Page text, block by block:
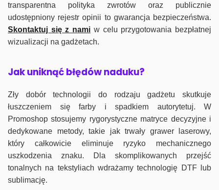
transparentna polityka zwrotów oraz publicznie
udostępniony rejestr opinii to gwarancja bezpieczeństwa.
Skontaktuj się z nami w celu przygotowania bezpłatnej
wizualizacji na gadżetach.
Jak uniknąć błędów naduku?
Zły dobór technologii do rodzaju gadżetu skutkuje
łuszczeniem się farby i spadkiem autorytetuj. W
Promoshop stosujemy rygorystyczne matryce decyzyjne i
dedykowane metody, takie jak trwały grawer laserowy,
który całkowicie eliminuje ryzyko mechanicznego
uszkodzenia znaku. Dla skomplikowanych przejść
tonalnych na tekstyliach wdrażamy technologię DTF lub
sublimację.